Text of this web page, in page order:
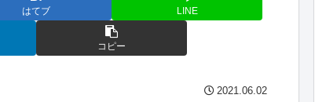
はてブ LINE
コピー
2021.06.02